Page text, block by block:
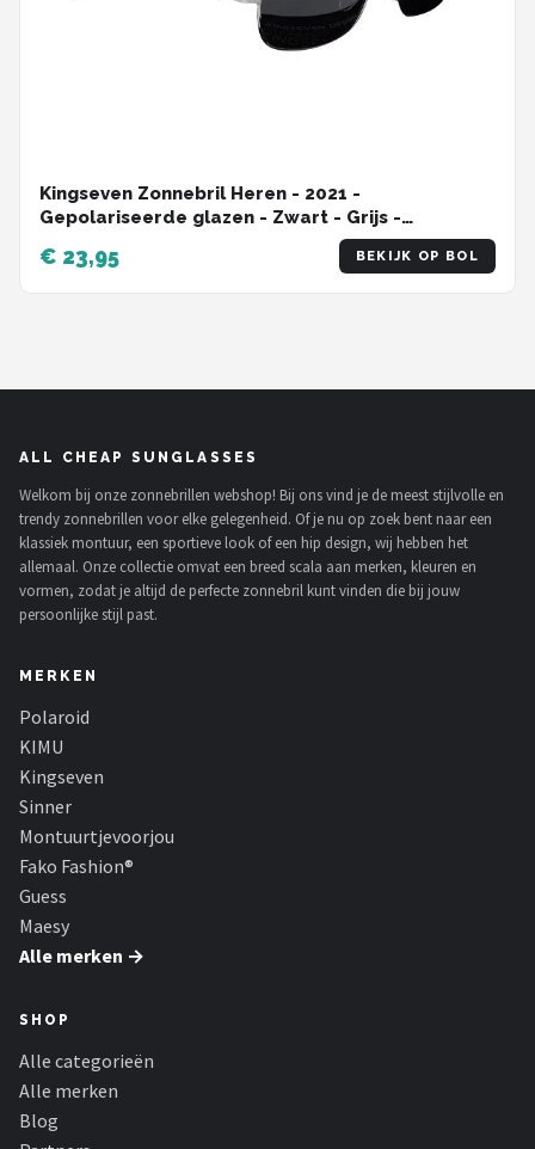
Kingseven Zonnebril Heren - 2021 -
Gepolariseerde glazen - Zwart - Grijs -
€ 23,95 BEKIJK OP BOL
ALL CHEAP SUNGLASSES
Welkom bij onze zonnebrillen webshop! Bij ons vind je de meest stijlvolle en
trendy zonnebrillen voor elke gelegenheid. Of je nu op zoek bent naar een
klassiek montuur, een sportieve look of een hip design, wij hebben het
allemaal. Onze collectie omvat een breed scala aan merken, kleuren en
vormen, zodat je altijd de perfecte zonnebril kunt vinden die bij jouw
persoonlijke stijl past.
MERKEN
Polaroid
KIMU
Kingseven
Sinner
Montuurtjevoorjou
Fako Fashion®
Guess
Maesy
Alle merken →
SHOP
Alle categorieën
Alle merken
Blog